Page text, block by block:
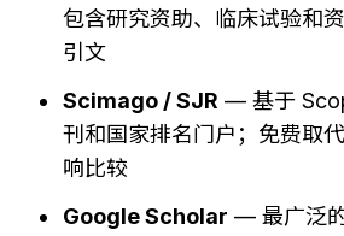
包含研究资助、临床试验和
引文
Scimago / SJR — 基于
刊和国家排名门户；免费取
响比较
Google Scholar — 最广泛